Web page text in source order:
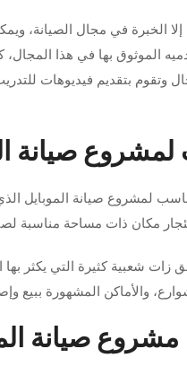
إلا الخبرة في مجال
الموثوق بها في هذا
بتقديم فيديوهات
صيانة
لمشروع صيانة الموبايل
مكان ذات مساحة مناسبة
شعبية كثيرة التي يكثر بها
والأماكن المشهورة ببيع
صيانة